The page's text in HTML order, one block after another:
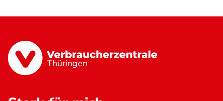
Thüringen